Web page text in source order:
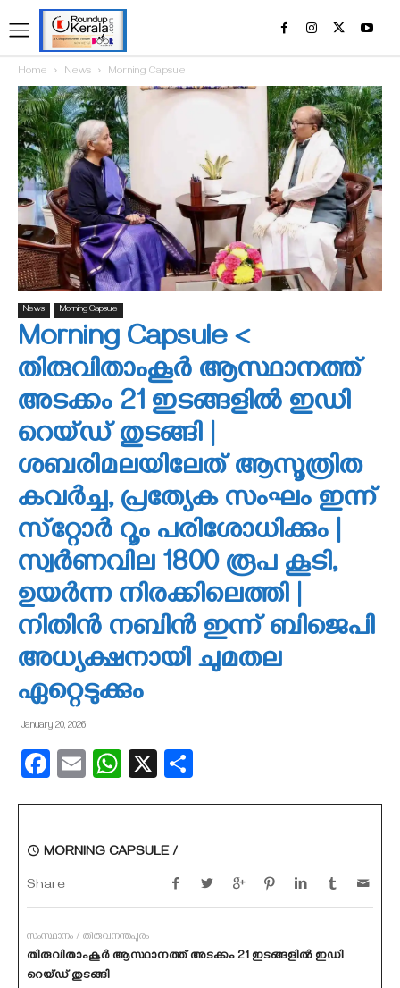
Home News Morning Capsule
News Morning Capsule
Morning Capsule <
തിരുവിതാംകൂര്‍ ആസ്ഥാനത്ത്
അടക്കം 21 ഇടങ്ങളില്‍ ഇഡി
റെയ്ഡ് തുടങ്ങി |
ശബരിമലയിലേത് ആസൂത്രിത
കവര്‍ച്ച, പ്രത്യേക സംഘം ഇന്ന്
സ്‌റ്റോര്‍ റൂം പരിശോധിക്കും |
സ്വര്‍ണവില 1800 രൂപ കൂടി,
ഉയര്‍ന്ന നിരക്കിലെത്തി |
നിതിന്‍ നബിന്‍ ഇന്ന് ബിജെപി
അധ്യക്ഷനായി ചുമതല
ഏറ്റെടുക്കും
January 20, 2026
Facebook
EmailWhatsApp
X
MORNING CAPSULE /
Share
സംസ്ഥാനം / തിരുവനന്തപുരം
തിരുവിതാംകൂര്‍ ആസ്ഥാനത്ത് അടക്കം 21 ഇടങ്ങളില്‍ ഇഡി
റെയ്ഡ് തുടങ്ങി